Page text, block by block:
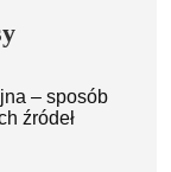
– sposób
źródeł